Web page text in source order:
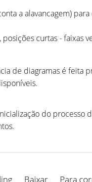
a alavancagem)
curtas - faixas
de diagramas é feita
do processo
Baixar Para